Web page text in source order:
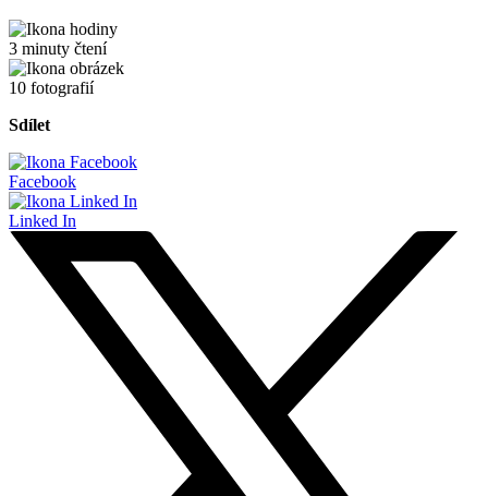
3 minuty čtení
10 fotografií
Sdílet
Facebook
Linked In